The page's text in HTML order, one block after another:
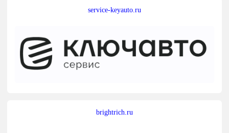
service-keyauto.ru
brightrich.ru